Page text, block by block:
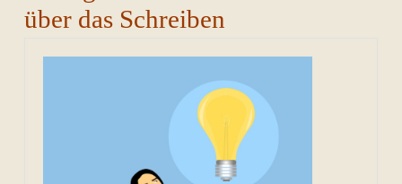
über das Schreiben